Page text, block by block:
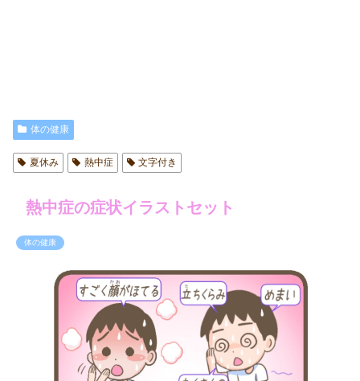
体の健康
夏休み 熱中症 文字付き
熱中症の症状イラストセット
体の健康